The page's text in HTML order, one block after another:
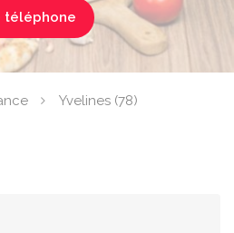
téléphone
Yvelines (78)